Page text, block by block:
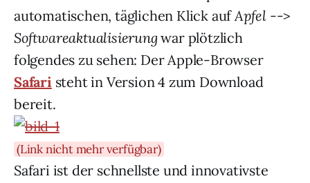
automatischen, täglichen Klick aufApfel -->
Softwareaktualisierung war plötzlich
folgendes zu sehen: Der Apple-Browser
Safari steht in Version 4 zum Download
bereit.
(Link nicht mehr verfügbar)
Safari ist der schnellste und innovativste